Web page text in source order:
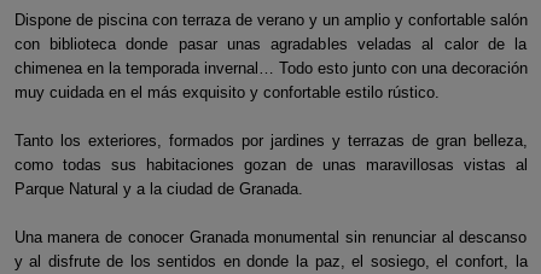
Dispone de piscina con terraza de verano y un amplio y confortable salón
con biblioteca donde pasar unas agradables veladas al calor de la
chimenea en la temporada invernal… Todo esto junto con una decoración
muy cuidada en el más exquisito y confortable estilo rústico.
Tanto los exteriores, formados por jardines y terrazas de gran belleza,
como todas sus habitaciones gozan de unas maravillosas vistas al
Parque Natural y a la ciudad de Granada.
Una manera de conocer Granada monumental sin renunciar al descanso
y al disfrute de los sentidos en donde la paz, el sosiego, el confort, la